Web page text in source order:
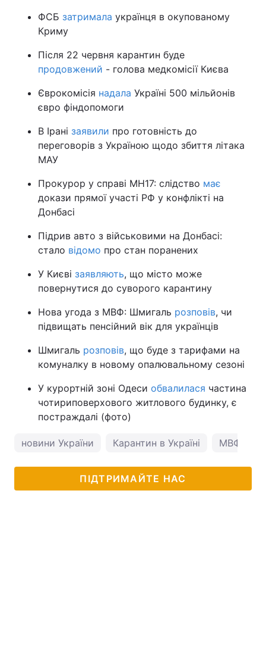
ФСБ затримала українця в окупованому
Криму
Після 22 червня карантин буде
продовжений - голова медкомісії Києва
Єврокомісія надала Україні 500 мільйонів
євро фіндопомоги
В Ірані заявили про готовність до
переговорів з Україною щодо збиття літака
МАУ
Прокурор у справі МН17: слідство має
докази прямої участі РФ у конфлікті на
Донбасі
Підрив авто з військовими на Донбасі:
стало відомо про стан поранених
У Києві заявляють, що місто може
повернутися до суворого карантину
Нова угода з МВФ: Шмигаль розповів, чи
підвищать пенсійний вік для українців
Шмигаль розповів, що буде з тарифами на
комуналку в новому опалювальному сезоні
У курортній зоні Одеси обвалилася частина
чотириповерхового житлового будинку, є
постраждалі (фото)
новини України Карантин в Україні МВФ
ПІДТРИМАЙТЕ НАС